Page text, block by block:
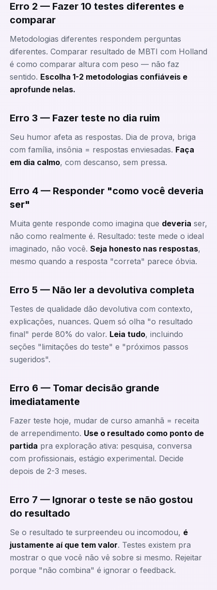
Erro 2 — Fazer 10 testes diferentes e
comparar
Metodologias diferentes respondem perguntas
diferentes. Comparar resultado de MBTI com Holland
é como comparar altura com peso — não faz
sentido. Escolha 1-2 metodologias confiáveis e
aprofunde nelas.
Erro 3 — Fazer teste no dia ruim
Seu humor afeta as respostas. Dia de prova, briga
com família, insônia = respostas enviesadas. Faça
em dia calmo, com descanso, sem pressa.
Erro 4 — Responder "como você deveria
ser"
Muita gente responde como imagina que deveria ser,
não como realmente é. Resultado: teste mede o ideal
imaginado, não você. Seja honesto nas respostas,
mesmo quando a resposta "correta" parece óbvia.
Erro 5 — Não ler a devolutiva completa
Testes de qualidade dão devolutiva com contexto,
explicações, nuances. Quem só olha "o resultado
final" perde 80% do valor. Leia tudo, incluindo
seções "limitações do teste" e "próximos passos
sugeridos".
Erro 6 — Tomar decisão grande
imediatamente
Fazer teste hoje, mudar de curso amanhã = receita
de arrependimento. Use o resultado como ponto de
partida pra exploração ativa: pesquisa, conversa
com profissionais, estágio experimental. Decide
depois de 2-3 meses.
Erro 7 — Ignorar o teste se não gostou
do resultado
Se o resultado te surpreendeu ou incomodou, é
justamente aí que tem valor. Testes existem pra
mostrar o que você não vê sobre si mesmo. Rejeitar
porque "não combina" é ignorar o feedback.